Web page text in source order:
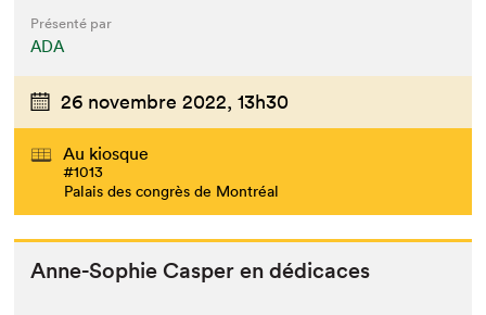
Présenté par
ADA
26 novembre 2022, 13h30
Au kiosque
#1013
Palais des congrès de Montréal
Anne-Sophie Casper en dédicaces